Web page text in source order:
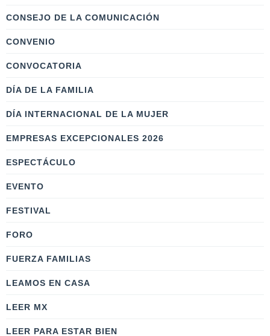
CONSEJO DE LA COMUNICACIÓN
CONVENIO
CONVOCATORIA
DÍA DE LA FAMILIA
DÍA INTERNACIONAL DE LA MUJER
EMPRESAS EXCEPCIONALES 2026
ESPECTÁCULO
EVENTO
FESTIVAL
FORO
FUERZA FAMILIAS
LEAMOS EN CASA
LEER MX
LEER PARA ESTAR BIEN